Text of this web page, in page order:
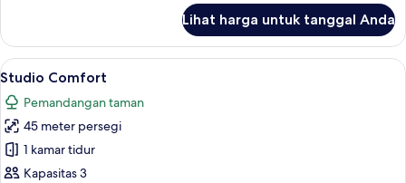
Kamar
Double
atau
Twin
Lihat harga untuk tanggal Anda
Lihat
semua
foto
untuk
Studio
Comfort
Meja kerja, kedap suara, setrika/
38
Studio Comfort
Pemandangan taman
45 meter persegi
1 kamar tidur
Kapasitas 3